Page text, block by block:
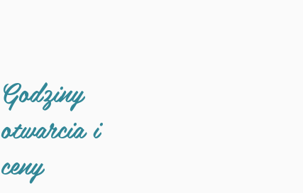
Godziny
otwarcia i
ceny